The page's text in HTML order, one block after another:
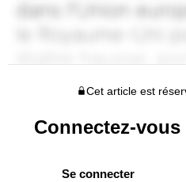
Cet article est
Connectez-
Se connecter